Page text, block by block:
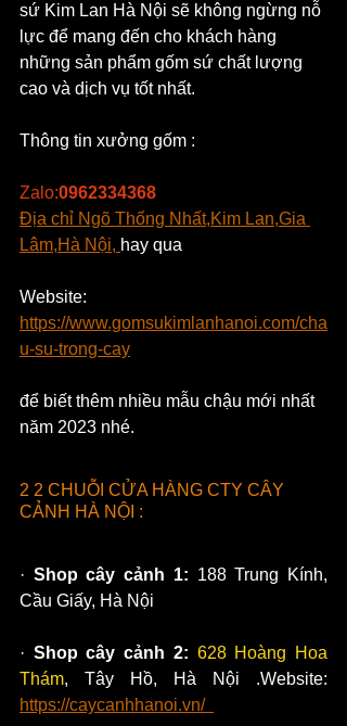
sứ Kim Lan Hà Nội sẽ không ngừng nỗ
lực để mang đến cho khách hàng
những sản phẩm gốm sứ chất lượng
cao và dịch vụ tốt nhất.
Thông tin xưởng gốm :
Zalo:0962334368
Địa chỉ Ngõ Thống Nhất,Kim Lan,Gia
Lâm,Hà Nội, hay qua
Website:
https://www.gomsukimlanhanoi.com/cha
u-su-trong-cay
để biết thêm nhiều mẫu chậu mới nhất
năm 2023 nhé.
2 2 CHUỖI CỬA HÀNG CTY CÂY
CẢNH HÀ NỘI :
· Shop cây cảnh 1: 188 Trung Kính,
Cầu Giấy, Hà Nội
· Shop cây cảnh 2: 628 Hoàng Hoa
Thám
https://caycanhhanoi.vn/